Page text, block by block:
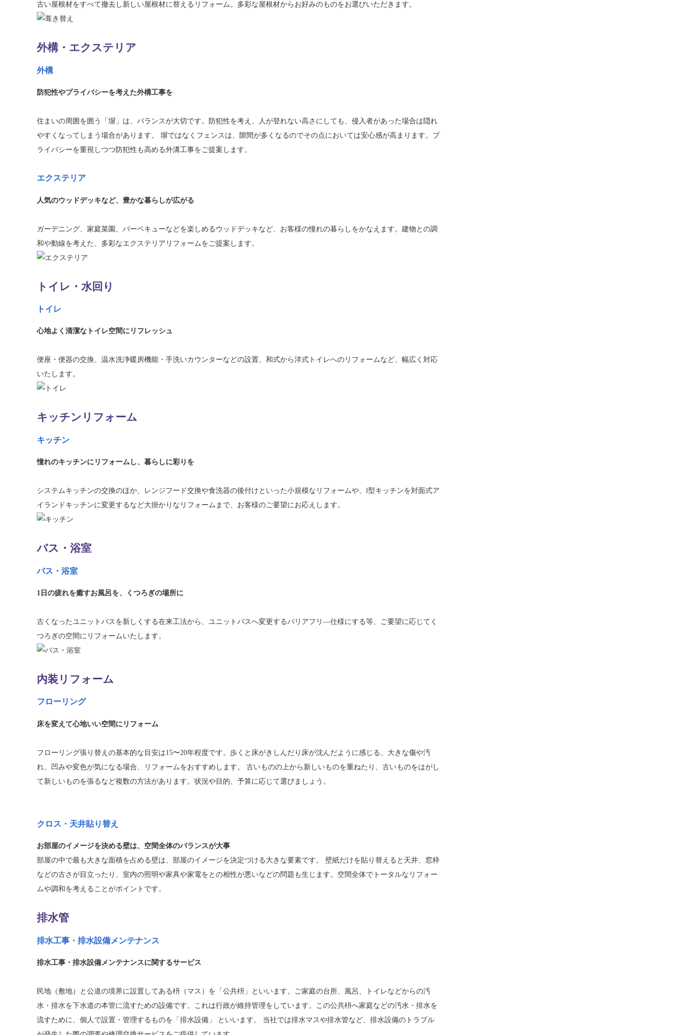
古い屋根材をすべて撤去し新しい屋根材に替えるリフォーム。多彩な屋根材からお好みのものをお選びいただきます。
外構・エクステリア
外構
防犯性やプライバシーを考えた外構工事を
住まいの周囲を囲う「塀」は、バランスが大切です。防犯性を考え、人が登れない高さにしても、侵入者があった場合は隠れ
やすくなってしまう場合があります。 塀ではなくフェンスは、隙間が多くなるのでその点においては安心感が高まります。プ
ライバシーを重視しつつ防犯性も高める外溝工事をご提案します。
エクステリア
人気のウッドデッキなど、豊かな暮らしが広がる
ガーデニング、家庭菜園、バーベキューなどを楽しめるウッドデッキなど、お客様の憧れの暮らしをかなえます。建物との調
和や動線を考えた、多彩なエクステリアリフォームをご提案します。
トイレ・水回り
トイレ
心地よく清潔なトイレ空間にリフレッシュ
便座・便器の交換、温水洗浄暖房機能・手洗いカウンターなどの設置、和式から洋式トイレへのリフォームなど、幅広く対応
いたします。
キッチンリフォーム
キッチン
憧れのキッチンにリフォームし、暮らしに彩りを
システムキッチンの交換のほか、レンジフード交換や食洗器の後付けといった小規模なリフォームや、l型キッチンを対面式ア
イランドキッチンに変更するなど大掛かりなリフォームまで、お客様のご要望にお応えします。
バス・浴室
バス・浴室
1日の疲れを癒すお風呂を、くつろぎの場所に
古くなったユニットバスを新しくする在来工法から、ユニットバスへ変更するバリアフリ―仕様にする等、ご要望に応じてく
つろぎの空間にリフォームいたします。
内装リフォーム
フローリング
床を変えて心地いい空間にリフォーム
フローリング張り替えの基本的な目安は15〜20年程度です。歩くと床がきしんだり床が沈んだように感じる、大きな傷や汚
れ、凹みや変色が気になる場合、リフォームをおすすめします。 古いものの上から新しいものを重ねたり、古いものをはがし
て新しいものを張るなど複数の方法があります。状況や目的、予算に応じて選びましょう。
クロス・天井貼り替え
お部屋のイメージを決める壁は、空間全体のバランスが大事
部屋の中で最も大きな面積を占める壁は、部屋のイメージを決定づける大きな要素です。 壁紙だけを貼り替えると天井、窓枠
などの古さが目立ったり、室内の照明や家具や家電をとの相性が悪いなどの問題も生じます。空間全体でトータルなリフォー
ムや調和を考えることがポイントです。
排水管
排水工事・排水設備メンテナンス
排水工事・排水設備メンテナンスに関するサービス
民地（敷地）と公道の境界に設置してある枡（マス）を「公共枡」といいます。ご家庭の台所、風呂、トイレなどからの汚
水・排水を下水道の本管に流すための設備です。これは行政が維持管理をしています。この公共枡へ家庭などの汚水・排水を
流すために、個人で設置・管理するものを「排水設備」 といいます。 当社では排水マスや排水管など、排水設備のトラブル